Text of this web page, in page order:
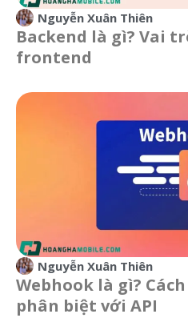
Nguyễn Xuân Thiên
Backend là gì? Vai
frontend
Nguyễn Xuân Thiên
Webhook là gì?
phân biệt với API